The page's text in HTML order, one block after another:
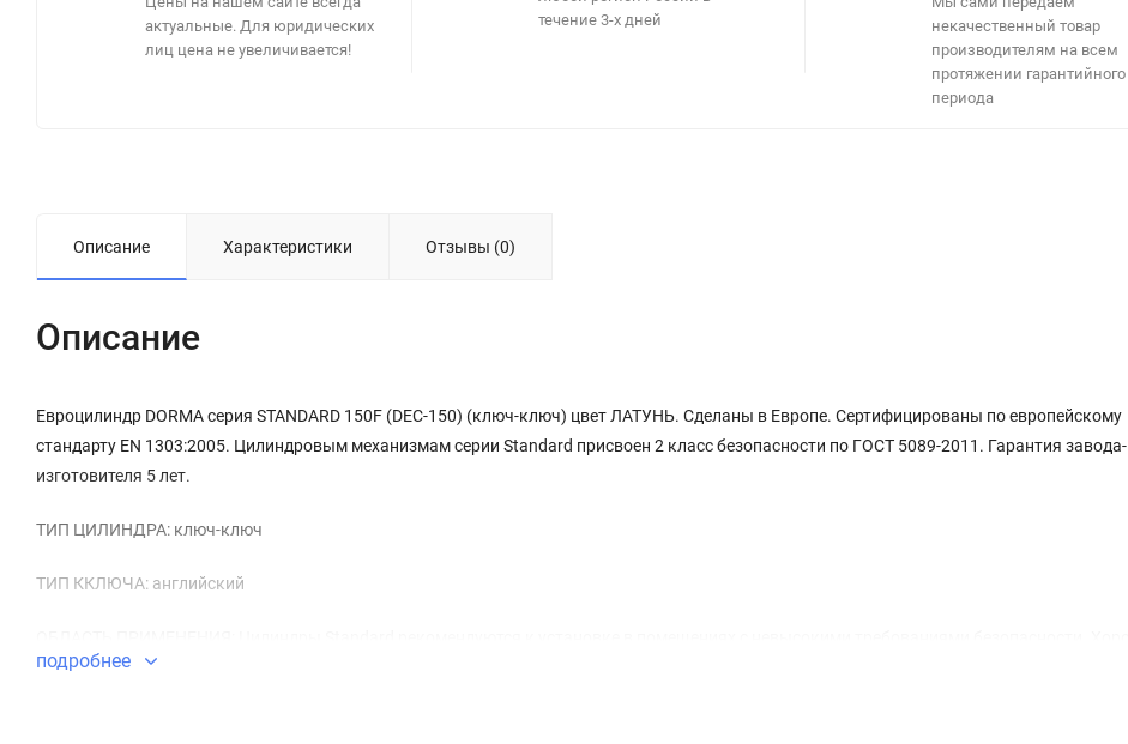
актуальные. Для юридических
лиц цена не увеличивается!
течение 3-х дней
некачественный товар
производителям на всем
протяжении гарантийного
периода
Описание Характеристики Отзывы (0)
Описание
Евроцилиндр DORMA серия STANDARD 150F (DEC-150) (ключ-ключ) цвет ЛАТУНЬ. Сделаны в Европе. Сертифицированы по европейскому
стандарту EN 1303:2005. Цилиндровым механизмам серии Standard присвоен 2 класс безопасности по ГОСТ 5089-2011. Гарантия завода-
изготовителя 5 лет.
ТИП ЦИЛИНДРА: ключ-ключ
ТИП ККЛЮЧА: английский
подходят для создания мастер-систем.
подробнее